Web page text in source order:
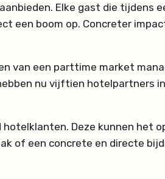
Elke gast die tijdens
een boom op. Concreter
van een parttime market
nu vijftien hotelpartners
Deze kunnen het
of een concrete en directe